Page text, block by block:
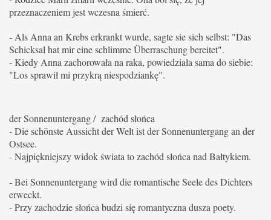
przeznaczeniem jest wczesna śmierć.
- Als Anna an Krebs erkrankt wurde, sagte sie sich selbst: "Das
Schicksal hat mir eine schlimme Überraschung bereitet".
- Kiedy Anna zachorowała na raka, powiedziała sama do siebie:
"Los sprawił mi przykrą niespodziankę".
der Sonnenuntergang / zachód słońca
- Die schönste Aussicht der Welt ist der Sonnenuntergang an der
Ostsee.
- Najpiękniejszy widok świata to zachód słońca nad Bałtykiem.
- Bei Sonnenuntergang wird die romantische Seele des Dichters
erweckt.
- Przy zachodzie słońca budzi się romantyczna dusza poety.